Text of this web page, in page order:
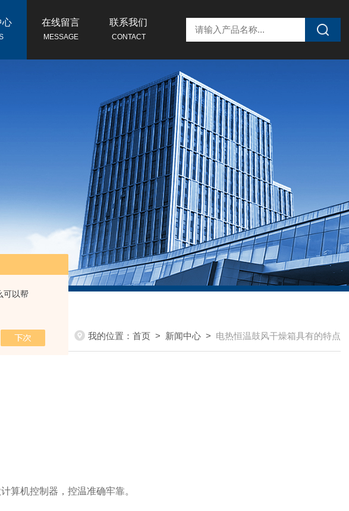
可以帮
心 在线留言
MESSAGE
联系我们
CONTACT
我的位置： 首页 > 新闻中心 > 电热恒温鼓风干燥箱具有的特点
算机控制器，控温准确牢靠。